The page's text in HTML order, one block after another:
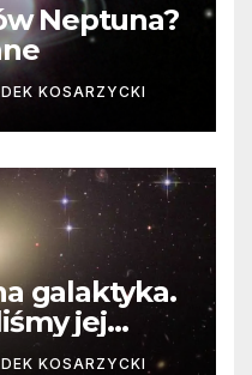
Neptuna?
KOSARZYCKI
galaktyka.
jej
KOSARZYCKI